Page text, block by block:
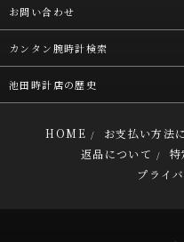
お問い合わせ
カンタン腕時計検索
池田時計店の歴史
HOME / お支払い方法
返品について / 特
プライ